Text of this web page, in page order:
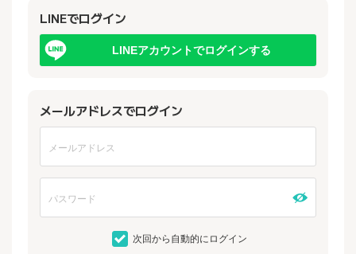
LINEでログイン
LINEアカウントでログインする
メールアドレスでログイン
次回から自動的にログイン